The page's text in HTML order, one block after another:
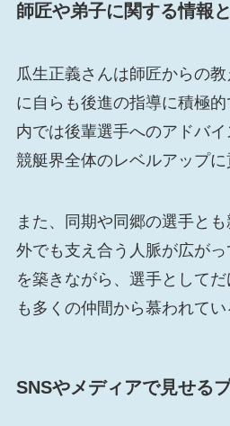
師匠や弟子に関する情報
瓜生正義さんは師匠からの
に自らも後進の指導に積極
内では後輩選手へのアドバイ
競艇界全体のレベルアップに
また、同期や同郷の選手と
外でも支え合う人脈が広が
を築きながら、選手として
も多くの仲間から慕われてい
SNSやメディアで見せる